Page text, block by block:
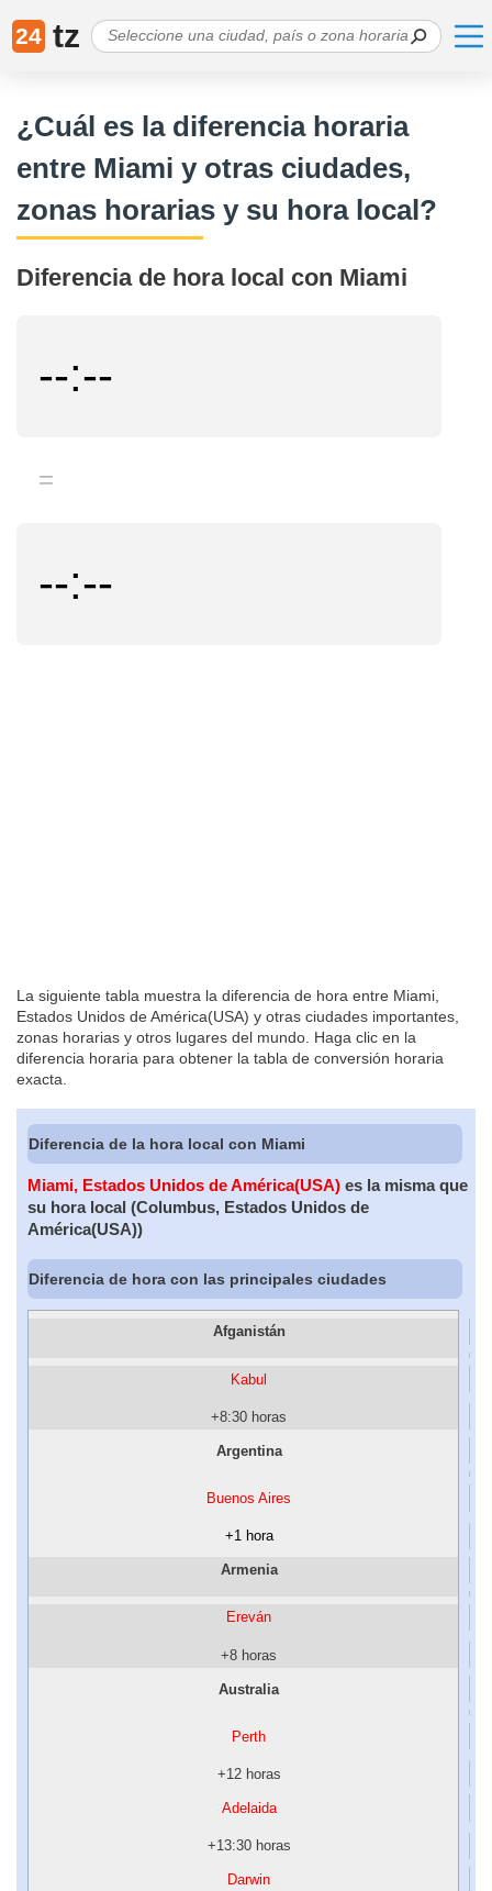
24 tz
¿Cuál es la diferencia horaria
entre Miami y otras ciudades,
zonas horarias y su hora local?
Diferencia de hora local con Miami
--:--
=
--:--
La siguiente tabla muestra la diferencia de hora entre Miami,
Estados Unidos de América(USA) y otras ciudades importantes,
zonas horarias y otros lugares del mundo. Haga clic en la
diferencia horaria para obtener la tabla de conversión horaria
exacta.
Diferencia de la hora local con Miami
Miami, Estados Unidos de América(USA) es la misma que
su hora local (Columbus, Estados Unidos de
América(USA))
Diferencia de hora con las principales ciudades
Afganistán
Kabul
+8:30 horas
Argentina
Buenos Aires
+1 hora
Armenia
Ereván
+8 horas
Australia
Perth
+12 horas
Adelaida
+13:30 horas
Darwin